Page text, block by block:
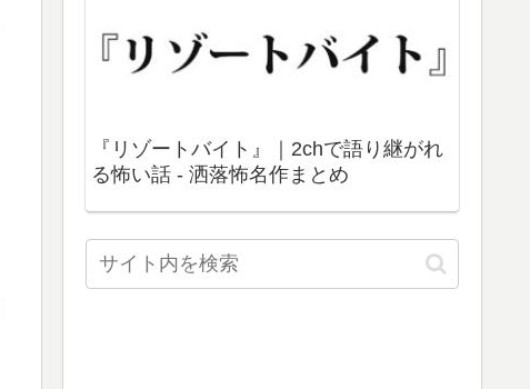
『リゾートバイト』｜2chで語り継がれ
る怖い話 - 洒落怖名作まとめ